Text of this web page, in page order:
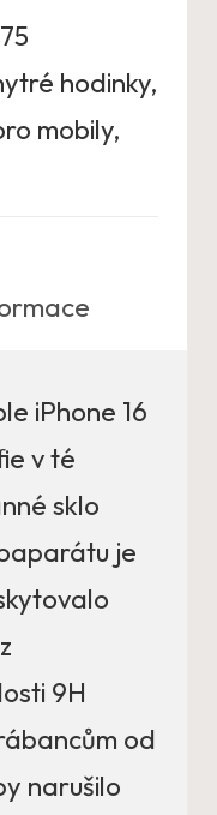
hodinky,
mobily,
iPhone 16
v té
sklo
je
9H
od
narušilo